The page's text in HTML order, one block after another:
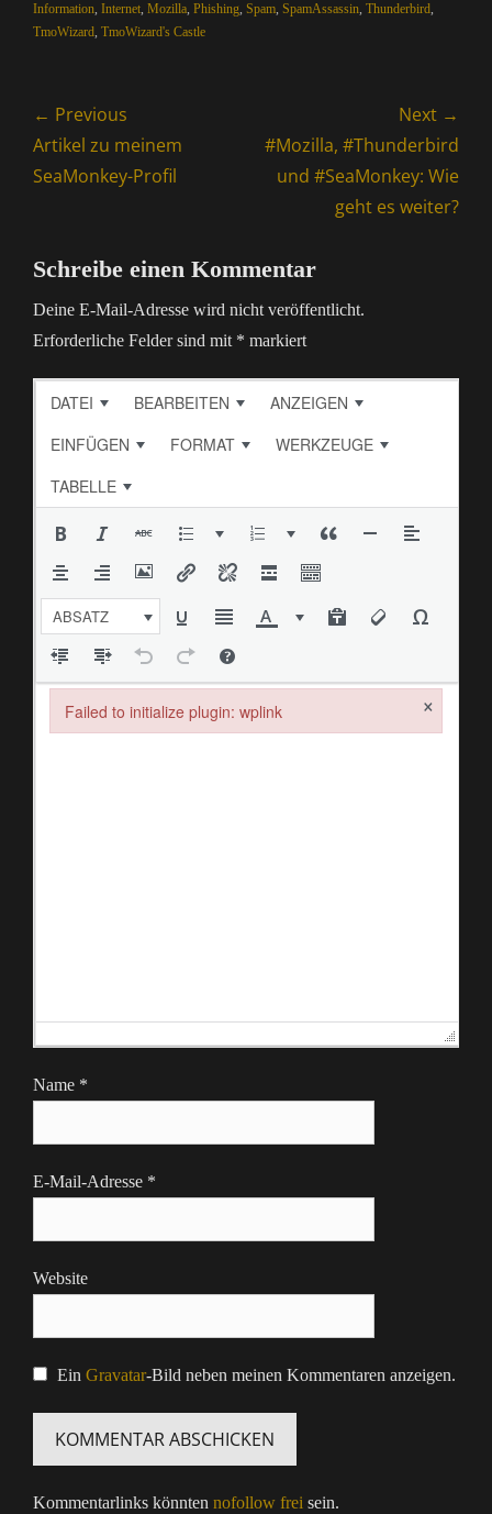
Information, Internet, Mozilla, Phishing, Spam, SpamAssassin, Thunderbird,
TmoWizard, TmoWizard's Castle
Beitragsnavigation
← Previous
Previous
post:
Artikel zu meinem
SeaMonkey-Profil
Next →
Next
post:
#Mozilla, #Thunderbird
und #SeaMonkey: Wie
geht es weiter?
Schreibe einen Kommentar
Deine E-Mail-Adresse wird nicht veröffentlicht.
Erforderliche Felder sind mit * markiert
DATEI BEARBEITEN
ANZEIGEN
EINFÜGEN
FORMAT
WERKZEUGE
TABELLE
ABSATZ
Name *
E-Mail-Adresse *
Website
Ein Gravatar-Bild neben meinen Kommentaren anzeigen.
Kommentarlinks könnten nofollow frei sein.
Failed to initialize plugin: wplink ×
Failed to initialize plugin: wplink